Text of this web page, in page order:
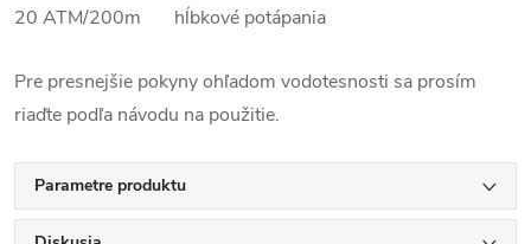
20 ATM/200m hĺbkové potápania
Pre presnejšie pokyny ohľadom vodotesnosti sa prosím
riaďte podľa návodu na použitie.
Parametre produktu